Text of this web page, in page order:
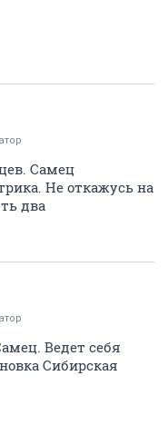
Самец
Не откажусь на
два
Ведет себя
Сибирская